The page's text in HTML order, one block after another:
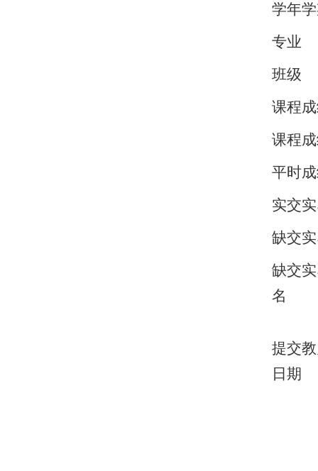
学年
专业
班级
课程
课程
平时
实交
缺交
缺交
名
提交
日期